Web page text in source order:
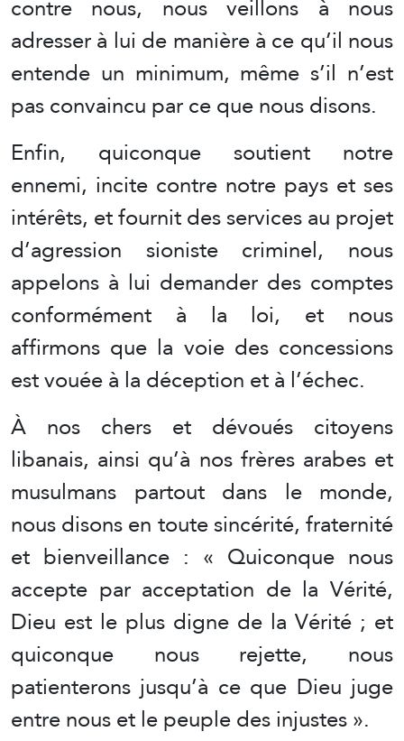
adresser à lui de manière à ce qu’il nous
entende un minimum, même s’il n’est
pas convaincu par ce que nous disons.
Enfin, quiconque soutient notre
ennemi, incite contre notre pays et ses
intérêts, et fournit des services au projet
d’agression sioniste criminel, nous
appelons à lui demander des comptes
conformément à la loi, et nous
affirmons que la voie des concessions
est vouée à la déception et à l’échec.
À nos chers et dévoués citoyens
libanais, ainsi qu’à nos frères arabes et
musulmans partout dans le monde,
nous disons en toute sincérité, fraternité
et bienveillance : « Quiconque nous
accepte par acceptation de la Vérité,
Dieu est le plus digne de la Vérité ; et
quiconque nous rejette, nous
patienterons jusqu’à ce que Dieu juge
entre nous et le peuple des injustes ».